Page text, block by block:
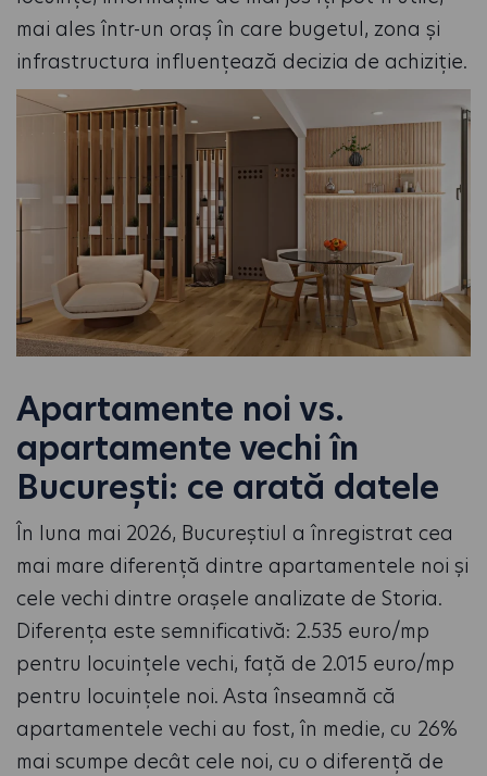
mai ales într-un oraș în care bugetul, zona și
infrastructura influențează decizia de achiziție.
Apartamente noi vs.
apartamente vechi în
București: ce arată datele
În luna mai 2026, Bucureștiul a înregistrat cea
mai mare diferență dintre apartamentele noi și
cele vechi dintre orașele analizate de Storia.
Diferența este semnificativă: 2.535 euro/mp
pentru locuințele vechi, față de 2.015 euro/mp
pentru locuințele noi. Asta înseamnă că
apartamentele vechi au fost, în medie, cu 26%
mai scumpe decât cele noi, cu o diferență de